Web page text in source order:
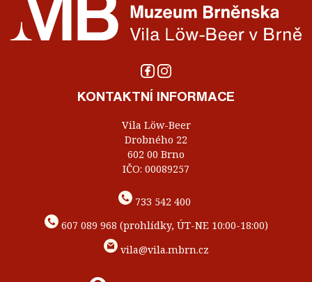
KONTAKTNÍ INFORMACE
Vila Löw-Beer
Drobného 22
602 00 Brno
IČO: 00089257
733 542 400
607 089 968 (prohlídky, ÚT-NE 10:00-18:00)
vila@vila.mbrn.cz